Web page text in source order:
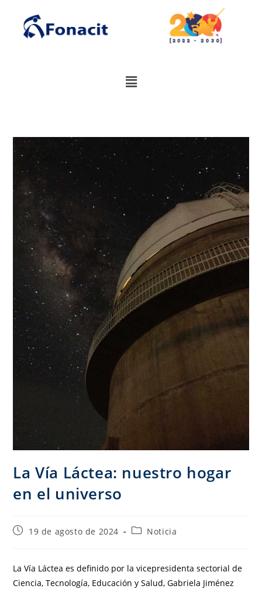
La Vía Láctea: nuestro hogar
en el universo
19 de agosto de 2024 Noticia
La Vía Láctea es definido por la vicepresidenta sectorial de
Ciencia, Tecnología, Educación y Salud, Gabriela Jiménez